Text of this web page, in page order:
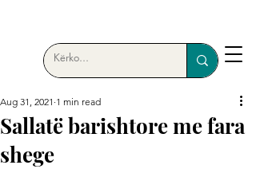
Sallatë barishtore me fara
shege
Aug 31, 2021 1 min read